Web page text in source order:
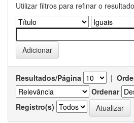
Utilizar filtros para refinar o
Resultados/Página |
Ordenar
Registro(s)